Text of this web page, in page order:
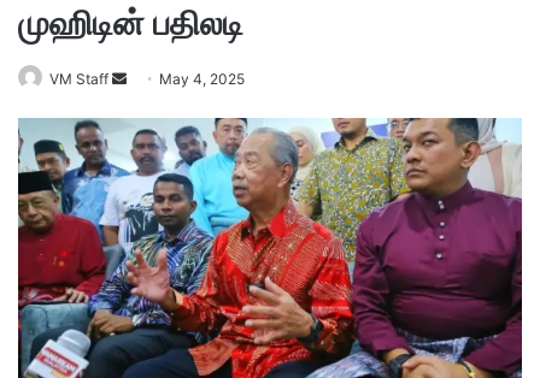
முஹிடின் பதிலடி
VM Staff
n
d
n
e
m
a
i
l
May 4, 2025